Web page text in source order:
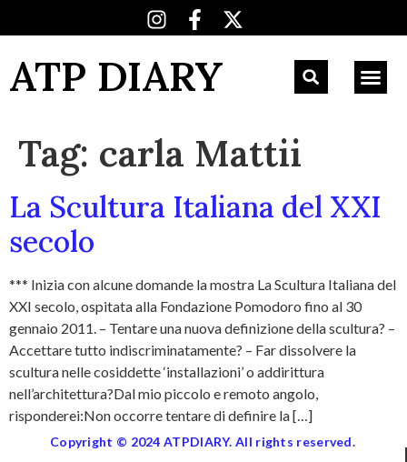
ATP DIARY
Tag: carla Mattii
La Scultura Italiana del XXI
secolo
*** Inizia con alcune domande la mostra La Scultura Italiana del
XXI secolo, ospitata alla Fondazione Pomodoro fino al 30
gennaio 2011. – Tentare una nuova definizione della scultura? –
Accettare tutto indiscriminatamente? – Far dissolvere la
scultura nelle cosiddette ‘installazioni’ o addirittura
nell’architettura?Dal mio piccolo e remoto angolo,
risponderei:Non occorre tentare di definire la […]
Copyright © 2024 ATPDIARY. All rights reserved.